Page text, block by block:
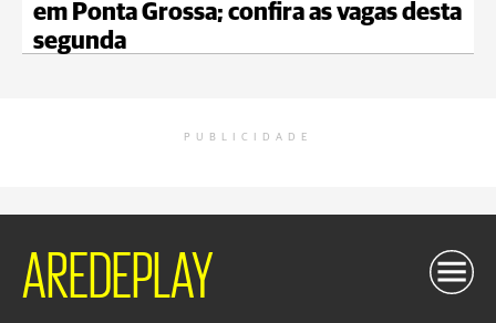
em Ponta Grossa; confira as vagas desta
segunda
PUBLICIDADE
AREDEPLAY